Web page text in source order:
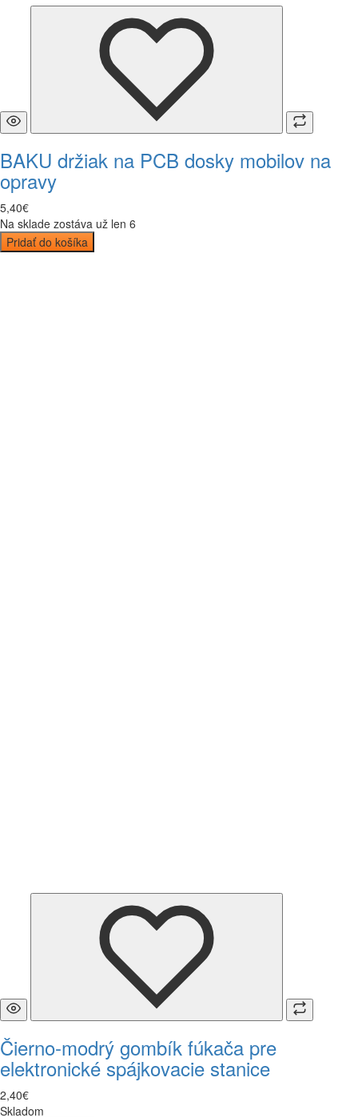
BAKU držiak na PCB dosky mobilov na
opravy
5,40€
Na sklade zostáva už len 6
Pridať do košíka
Čierno-modrý gombík fúkača pre
elektronické spájkovacie stanice
2,40€
Skladom